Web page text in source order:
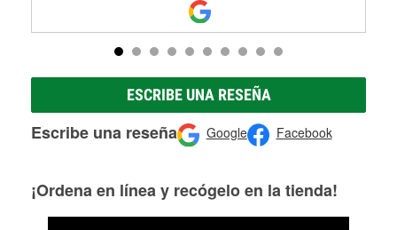
ESCRIBE UNA RESEÑA
Escribe una reseña Google Facebook
¡Ordena en línea y recógelo en la tienda!